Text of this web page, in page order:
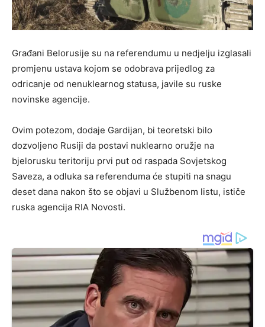
Građani Belorusije su na referendumu u nedjelju izglasali
promjenu ustava kojom se odobrava prijedlog za
odricanje od nenuklearnog statusa, javile su ruske
novinske agencije.
Ovim potezom, dodaje Gardijan, bi teoretski bilo
dozvoljeno Rusiji da postavi nuklearno oružje na
bjelorusku teritoriju prvi put od raspada Sovjetskog
Saveza, a odluka sa referenduma će stupiti na snagu
deset dana nakon što se objavi u Službenom listu, ističe
ruska agencija RIA Novosti.